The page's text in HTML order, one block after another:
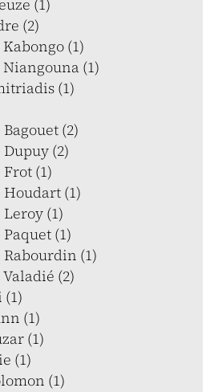
(1)
(2)
(1)
(1)
(1)
(2)
(2)
(1)
(1)
(1)
(1)
(1)
(2)
(1)
(1)
(1)
(1)
(1)